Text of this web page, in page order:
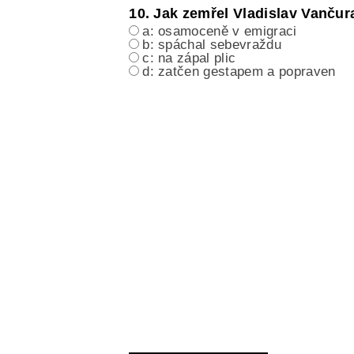
10. Jak zemřel Vladislav
a: osamoceně v emigraci
b: spáchal sebevraždu
c: na zápal plic
d: zatčen gestapem a popraven